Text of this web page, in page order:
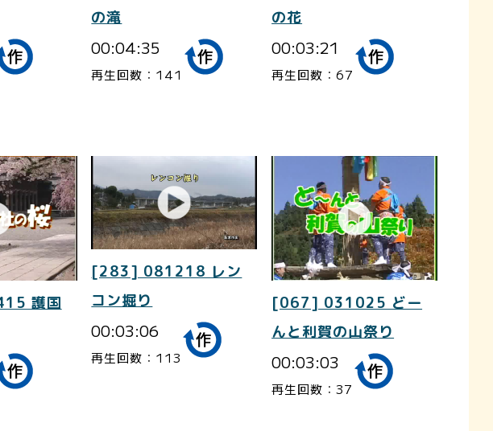
の滝
00:04:35
再生回数：141
の花
00:03:21
再生回数：67
護国
[283] 081218 レン
コン掘り
00:03:06
再生回数：113
[067] 031025 どー
んと利賀の山祭り
00:03:03
再生回数：37